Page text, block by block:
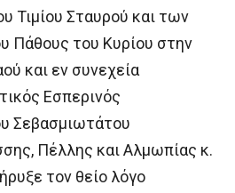
Τιμίου Σταυρού και των
Πάθους του Κυρίου στην
και εν συνεχεία
Εσπερινός
Σεβασμιωτάτου
Πέλλης και Αλμωπίας κ.
τον θείο λόγο